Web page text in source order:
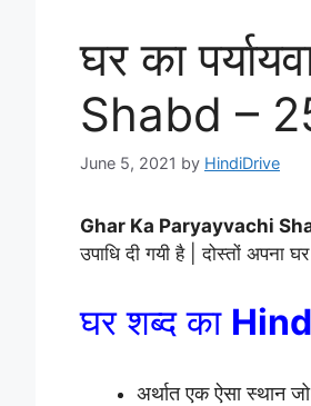
घर का
Shabd – 25
June 5, 2021 by HindiDrive
Ghar Ka Paryayvachi
उपाधि दी गयी है | दोस्तों अपना
घर शब्द का
अर्थात एक ऐसा स्थान